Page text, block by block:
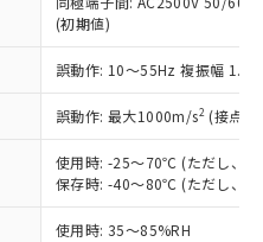
(初期値)
誤動作: 10～55Hz 複振幅
誤動作: 最大1000m/s2 (接点
使用時: -25～70℃ (ただし、氷
保存時: -40～80℃ (ただし、氷
使用時: 35～85%RH
準価格照会結果は、
日時点での社内デー
れるものであり、閲
実際の在庫および標
場合があることをご
よび標準価格はお客
たはお客様担当のオ
売店・当社販売員に
1000ppm以下、 カド
下、ポリ臭化ビフェニル
臭化ジフェニルエーテル類
以下、フタル酸ジブチル
タル酸ジイソブチル
および制御機器に対する
T26572)：
: 1000ppm、 Cd(カドミウ
、 PBBs(ポリ臭化ビフェ
ポリ臭化ジフェニルエーテ
、 DIBP(フタル酸ジ
フタル酸ブチルベンジ
キシル)) : 1000ppm
」という）を輸出
供する場合は、日本
(または役務取引許
の必要な手続きを
破棄する場合は、完
、違法に輸出されな
を講じます。
、核兵器、ミサイ
在庫あり
たないが在庫あり